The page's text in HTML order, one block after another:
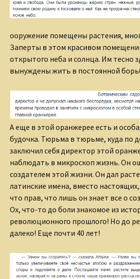
ооружение помещены растения,
Заперты в этом красивом
открытого неба и солнца. Им тесно
вынуждены жить в постоянной
А еще в этой оранжерее есть и
будочка. Тюрьма в тюрьме, куда по
заключил себя директор этой
наблюдать в микроскоп жизнь. Он
создателем этой жизни. Он дал
латинские имена, вместо
что прав, что лишь он знает все о
Ох, что-то до боли знакомое из
революционного прошлого! Но до
далеко! Еще почти 40 лет!